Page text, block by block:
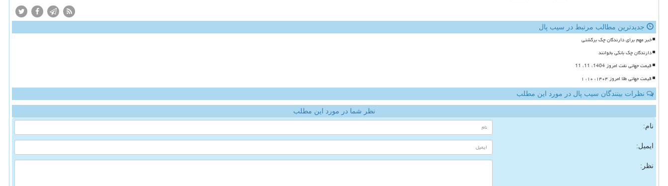
جدیدترین مطالب مرتبط در سیب پال
خبر مهم برای دارندگان چک برگشتی
دارندگان چک بانکی بخوانند
قیمت جهانی نفت امروز 1404، 11، 11
قیمت جهانی طلا امروز ۱۴۰۴، ۱۰، ۱
نظرات بینندگان سیب پال در مورد این مطلب
نظر شما در مورد این مطلب
نام:
ایمیل:
نظر: